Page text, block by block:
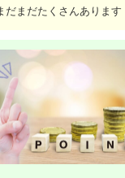
だまだたくさんあります